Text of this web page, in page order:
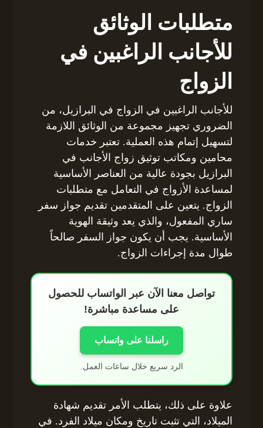
متطلبات الوثائق
للأجانب الراغبين في
الزواج
للأجانب الراغبين في الزواج في البرازيل، من
الضروري تجهيز مجموعة من الوثائق اللازمة
لتسهيل إتمام هذه العملية. تعتبر خدمات
محامين ومكاتب توثيق زواج الأجانب في
البرازيل بجودة عالية من العناصر الأساسية
لمساعدة الأزواج في التعامل مع متطلبات
الزواج. يتعين على المتقدمين تقديم جواز سفر
ساري المفعول، والذي يعد وثيقة الهوية
الأساسية. يجب أن يكون جواز السفر صالحاً
طوال مدة إجراءات الزواج.
تواصل معنا الآن عبر الواتساب للحصول
على مساعدة مباشرة!
راسلنا على واتساب
الرد سريع خلال ساعات العمل.
علاوة على ذلك، يتطلب الأمر تقديم شهادة
الميلاد، التي تثبت تاريخ ومكان ميلاد الفرد. في